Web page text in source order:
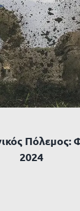
Πόλεμος:
2024